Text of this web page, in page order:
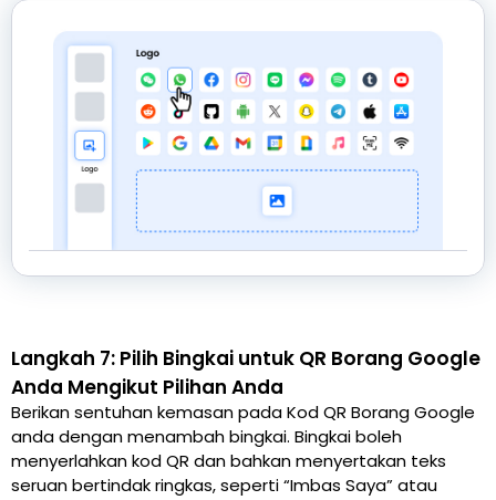
Langkah 7: Pilih Bingkai untuk QR Borang Google
Anda Mengikut Pilihan Anda
Berikan sentuhan kemasan pada Kod QR Borang Google
anda dengan menambah bingkai. Bingkai boleh
menyerlahkan kod QR dan bahkan menyertakan teks
seruan bertindak ringkas, seperti “Imbas Saya” atau